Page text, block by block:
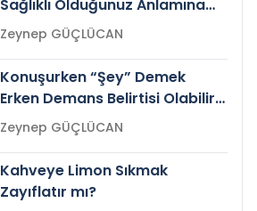
Sağlıklı Olduğunuz Anlamına
Gelir mi?Zeynep GÜÇLÜCAN
Konuşurken “Şey” Demek
Erken Demans Belirtisi Olabilir
mi?
Zeynep GÜÇLÜCAN
Kahveye Limon Sıkmak
Zayıflatır mı?